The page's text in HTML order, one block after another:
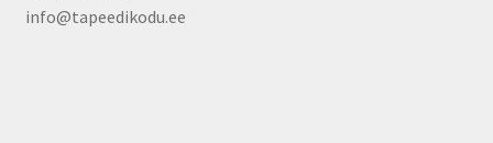
info@tapeedikodu.ee